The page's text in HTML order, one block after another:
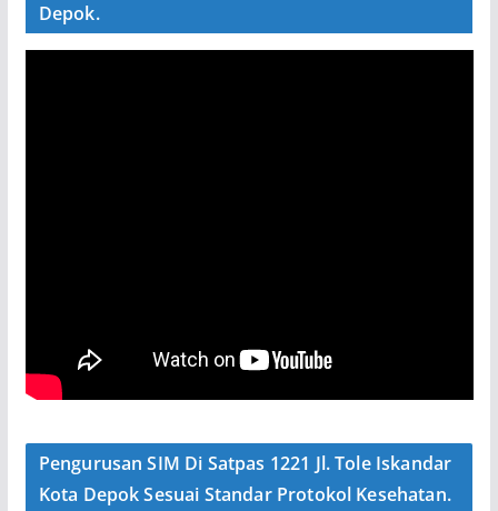
Depok.
Pengurusan SIM Di Satpas 1221 Jl. Tole Iskandar
Kota Depok Sesuai Standar Protokol Kesehatan.